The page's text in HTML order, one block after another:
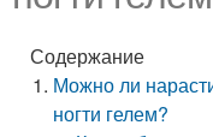
Содержание
Можно ли
ногти гелем?